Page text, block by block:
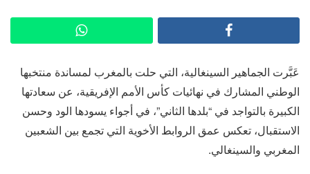
عَبَّرت الجماهير السينغالية، التي حلت بالمغرب لمساندة منتخبها
الوطني المشارك في نهائيات كأس الأمم الإفريقية، عن سعادتها
الكبيرة بالتواجد في “بلدها الثاني”، في أجواء يسودها الود وحسن
الاستقبال، تعكس عمق الروابط الأخوية التي تجمع بين الشعبين
المغربي والسينغالي.